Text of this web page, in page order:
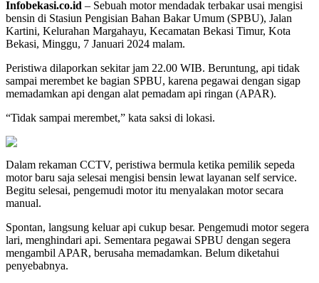
Infobekasi.co.id – Sebuah motor mendadak terbakar usai mengisi
bensin di Stasiun Pengisian Bahan Bakar Umum (SPBU), Jalan
Kartini, Kelurahan Margahayu, Kecamatan Bekasi Timur, Kota
Bekasi, Minggu, 7 Januari 2024 malam.
Peristiwa dilaporkan sekitar jam 22.00 WIB. Beruntung, api tidak
sampai merembet ke bagian SPBU, karena pegawai dengan sigap
memadamkan api dengan alat pemadam api ringan (APAR).
“Tidak sampai merembet,” kata saksi di lokasi.
Dalam rekaman CCTV, peristiwa bermula ketika pemilik sepeda
motor baru saja selesai mengisi bensin lewat layanan self service.
Begitu selesai, pengemudi motor itu menyalakan motor secara
manual.
Spontan, langsung keluar api cukup besar. Pengemudi motor segera
lari, menghindari api. Sementara pegawai SPBU dengan segera
mengambil APAR, berusaha memadamkan. Belum diketahui
penyebabnya.